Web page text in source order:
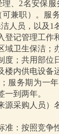
、2名安保
兼职）。服
人员，以及1
登记管理工作
域卫生保洁；
度；共用部位
楼内供电设备
服务期为一
一到两年。
源采购人员）
准：按照竞争